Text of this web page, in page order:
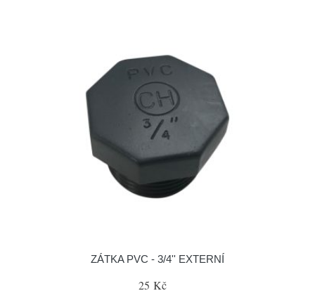
ZÁTKA PVC - 3/4'' EXTERNÍ
25 Kč